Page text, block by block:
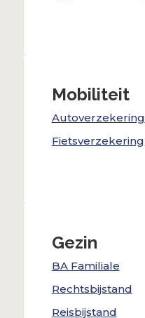
Mobiliteit
Autoverzekering
Fietsverzekering
Gezin
BA Familiale
Rechtsbijstand
Reisbijstand